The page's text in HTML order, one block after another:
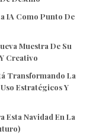
IA Como Punto De
Muestra De Su
Creativo
Transformando La
Estratégicos Y
Esta Navidad En La